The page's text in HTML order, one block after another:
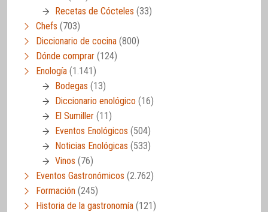
Recetas de Cócteles (33)
Chefs (703)
Diccionario de cocina (800)
Dónde comprar (124)
Enología (1.141)
Bodegas (13)
Diccionario enológico (16)
El Sumiller (11)
Eventos Enológicos (504)
Noticias Enológicas (533)
Vinos (76)
Eventos Gastronómicos (2.762)
Formación (245)
Historia de la gastronomía (121)